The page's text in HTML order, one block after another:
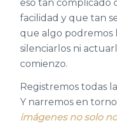
eso tan complicado
facilidad y que tan
que algo podremos
silenciarlos ni
comienzo.
Registremos todas
Y narremos en
imágenes no solo